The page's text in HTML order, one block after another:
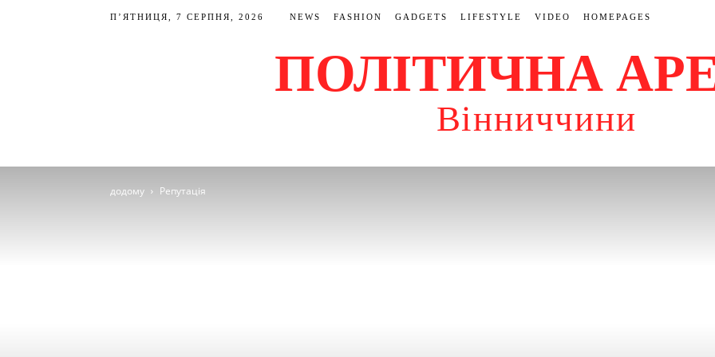
П’ЯТНИЦЯ, 7 СЕРПНЯ, 2026 NEWS FASHION GADGETS LIFESTYLE VIDEO HOMEPAGES
ПОЛІТИЧНА
Вінниччини
додому Репутація